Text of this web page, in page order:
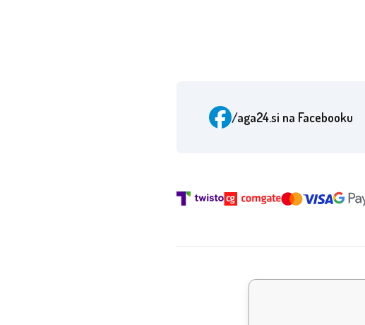
/aga24.si na Facebooku